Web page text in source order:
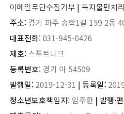
이메일무단수집거부 | 독자불만처리
주소: 경기 파주 송학1길 159 2동
대표전화:031-945-0426
제호: 스푸트니크
등록번호: 경기 아 54509
발행일: 2019-12-31 | 등록일:
청소년보호책임자: 임주환 | 발행·